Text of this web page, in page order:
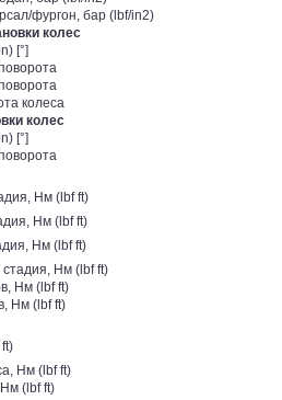
фургон, бар (lbf/in2)
колес
[°]
колеса
колес
[°]
Нм (lbf ft)
Нм (lbf ft)
Нм (lbf ft)
стадия, Нм (lbf ft)
Нм (lbf ft)
Нм (lbf ft)
Нм (lbf ft)
Нм (lbf ft)